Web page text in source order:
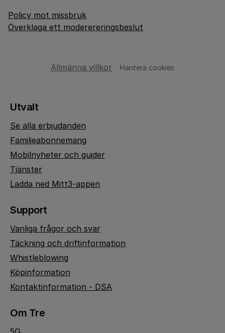
Policy mot missbruk
Överklaga ett moderereringsbeslut
Allmänna villkor Hantera cookies
Utvalt
Se alla erbjudanden
Familjeabonnemang
Mobilnyheter och guider
Tjänster
Ladda ned Mitt3-appen
Support
Vanliga frågor och svar
Täckning och driftinformation
Whistleblowing
Köpinformation
Kontaktinformation - DSA
Om Tre